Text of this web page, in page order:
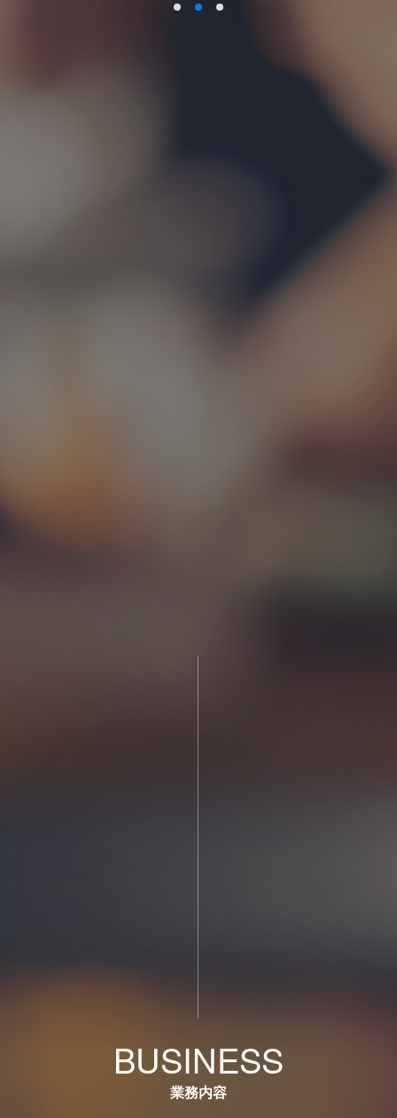
BUSINESS
業務内容